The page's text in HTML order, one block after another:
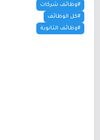
#وظائف شركات
#كل الوظائف
#وظائف الثانوية